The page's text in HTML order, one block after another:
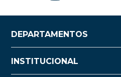
DEPARTAMENTOS
INSTITUCIONAL